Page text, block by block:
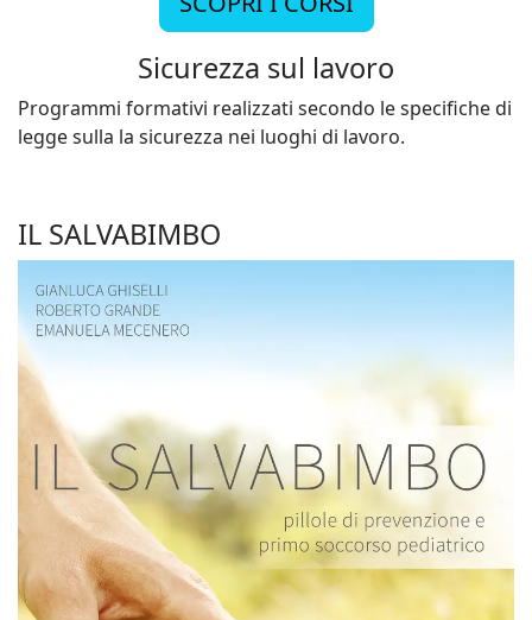
Sicurezza sul lavoro
Programmi formativi realizzati secondo le specifiche di
legge sulla la sicurezza nei luoghi di lavoro.
IL SALVABIMBO